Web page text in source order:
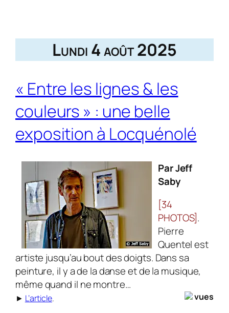
Lundi 4 août 2025
« Entre les lignes & les
couleurs » : une belle
exposition à Locquénolé
Par Jeff
Saby
[34
PHOTOS].
Pierre
Quentel est
artiste jusqu’au bout des doigts. Dans sa
peinture, il y a de la danse et de la musique,
même quand il ne montre…
► L’article. vues